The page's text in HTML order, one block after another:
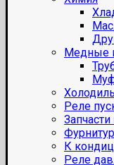
Медные
Реле
К
Реле